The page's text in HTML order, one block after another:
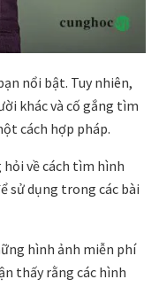
nổi bật. Tuy nhiên,
khác và cố gắng tìm
cách hợp pháp.
về cách tìm hình
sử dụng trong các bài
hình ảnh miễn phí
thấy rằng các hình